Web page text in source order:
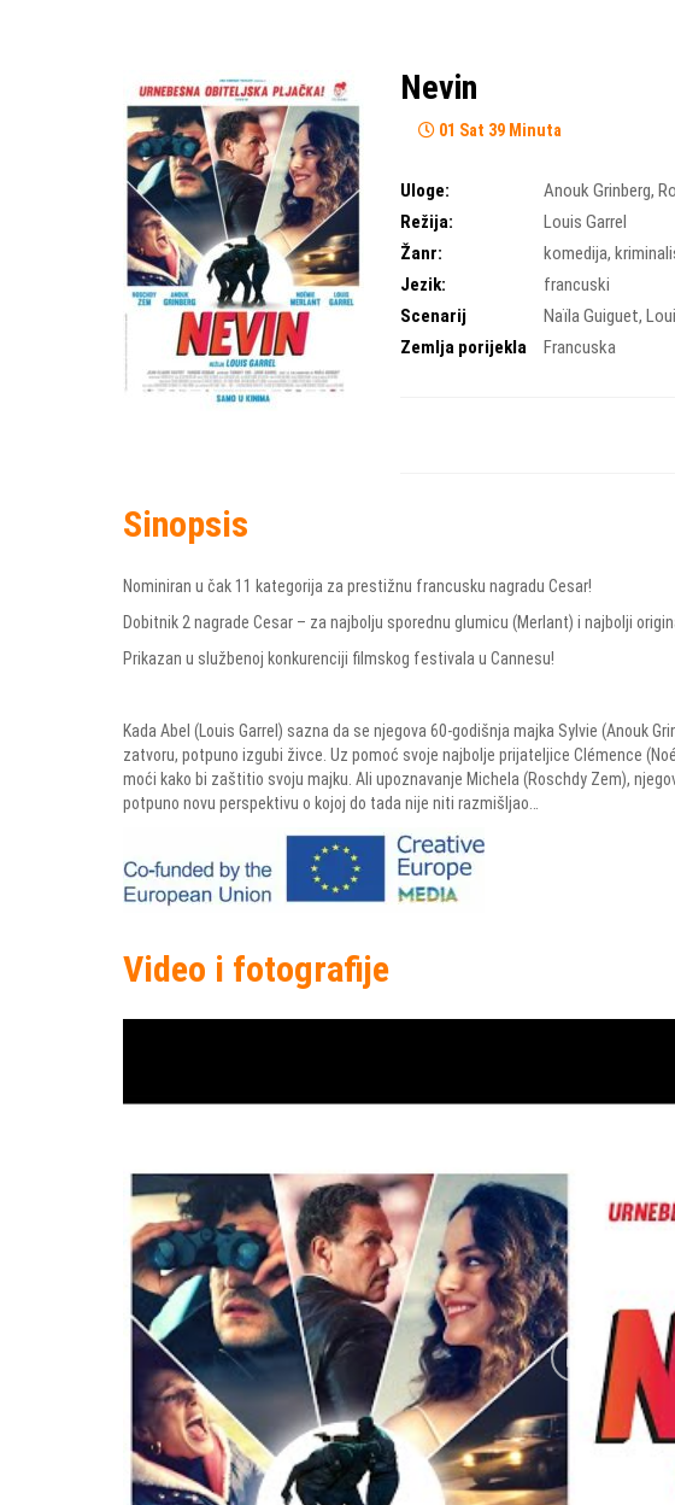
Nevin
01 Sat 39 Minuta
Uloge: Anouk Grinberg,
Režija:
Louis Garrel
Žanr:
komedija,
Jezik:
francuski
Scenarij
Naïla Guiguet,
Zemlja porijekla
Francuska
Sinopsis
Nominiran u čak 11 kategorija za prestižnu francusku nagradu Cesar!
Dobitnik 2 nagrade Cesar – za najbolju sporednu glumicu (Merlant) i najbolji
Prikazan u službenoj konkurenciji filmskog festivala u Cannesu!
Kada Abel (Louis Garrel) sazna da se njegova 60-godišnja majka Sylvie (Anouk
zatvoru, potpuno izgubi živce. Uz pomoć svoje najbolje prijateljice Clémence
moći kako bi zaštitio svoju majku. Ali upoznavanje Michela (Roschdy Zem),
potpuno novu perspektivu o kojoj do tada nije niti razmišljao…
Video i fotografije